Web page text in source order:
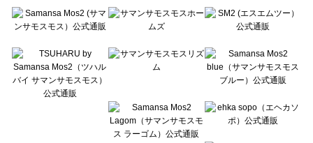
Te chichi（テチチ）のアウター一覧
Te chichi CLASSIC（テチチ クラシック）のアウター一覧
Lugnoncure（ルノンキュール）のアウター一覧
BETTY'S BLUE（べティーズブルー）のアウター一覧
Wpc.（ワールドパーティー）のアウター一覧